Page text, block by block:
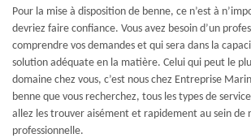
Pour la mise à disposition de benne, ce n’est à
devriez faire confiance. Vous avez besoin d’un
comprendre vos demandes et qui sera dans la
solution adéquate en la matière. Celui qui peut le
domaine chez vous, c’est nous chez Entreprise
benne que vous recherchez, tous les types de
allez les trouver aisément et rapidement au sein de
professionnelle.